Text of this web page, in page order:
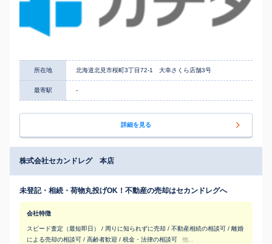
所在地 北海道北見市桜町3丁目72-1 大幸さくら店舗3号
最寄駅 -
詳細を見る
株式会社セカンドレグ 本店
未登記・相続・荷物丸投げOK！不動産の売却はセカンドレグへ
会社特徴
スピード査定（最短即日） / 周りに知られずに売却 / 不動産相続の相談可 / 離婚
による売却の相談可 / 高齢者歓迎 / 税金・法律の相談可
他...